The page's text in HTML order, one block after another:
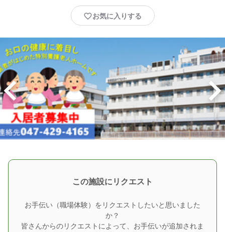
お気に入りする
この施設にリクエスト
お手伝い（職場体験）をリクエストしたいと思いました
か？
皆さんからのリクエストによって、お手伝いが追加されま